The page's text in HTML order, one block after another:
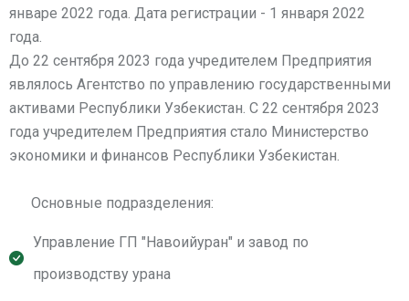
январе 2022 года. Дата регистрации - 1 января 2022
года.
До 22 сентября 2023 года учредителем Предприятия
являлось Агентство по управлению государственными
активами Республики Узбекистан. С 22 сентября 2023
года учредителем Предприятия стало Министерство
экономики и финансов Республики Узбекистан.
Основные подразделения:
Управление ГП "Навоийуран" и завод по
производству урана